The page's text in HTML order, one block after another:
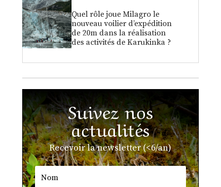
Quel rôle joue Milagro le
nouveau voilier d’expédition
de 20m dans la réalisation
des activités de Karukinka ?
Suivez nos
actualités
Recevoir la newsletter (<6/an)